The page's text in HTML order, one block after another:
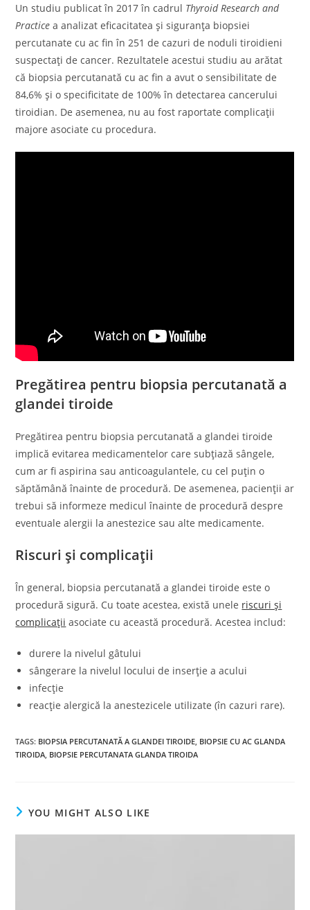
Un studiu publicat în 2017 în cadrul Thyroid Research and
Practice a analizat eficacitatea și siguranța biopsiei
percutanate cu ac fin în 251 de cazuri de noduli tiroidieni
suspectați de cancer. Rezultatele acestui studiu au arătat
că biopsia percutanată cu ac fin a avut o sensibilitate de
84,6% și o specificitate de 100% în detectarea cancerului
tiroidian. De asemenea, nu au fost raportate complicații
majore asociate cu procedura.
Pregătirea pentru biopsia percutanată a
glandei tiroide
Pregătirea pentru biopsia percutanată a glandei tiroide
implică evitarea medicamentelor care subțiază sângele,
cum ar fi aspirina sau anticoagulantele, cu cel puțin o
săptămână înainte de procedură. De asemenea, pacienții ar
trebui să informeze medicul înainte de procedură despre
eventuale alergii la anestezice sau alte medicamente.
Riscuri și complicații
În general, biopsia percutanată a glandei tiroide este o
procedură sigură. Cu toate acestea, există unele riscuri și
complicații asociate cu această procedură. Acestea includ:
durere la nivelul gâtului
sângerare la nivelul locului de inserție a acului
infecție
reacție alergică la anestezicele utilizate (în cazuri rare).
TAGS: BIOPSIA PERCUTANATĂ A GLANDEI TIROIDE, BIOPSIE CU AC GLANDA
TIROIDA, BIOPSIE PERCUTANATA GLANDA TIROIDA
YOU MIGHT ALSO LIKE